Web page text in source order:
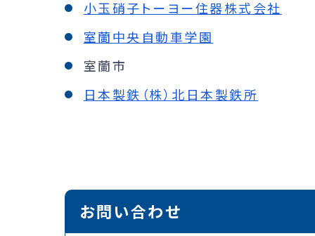
小玉硝子トーヨー住器株式会社
室蘭中央自動車学園
室蘭市
日本製鉄（株）北日本製鉄所
お問い合わせ